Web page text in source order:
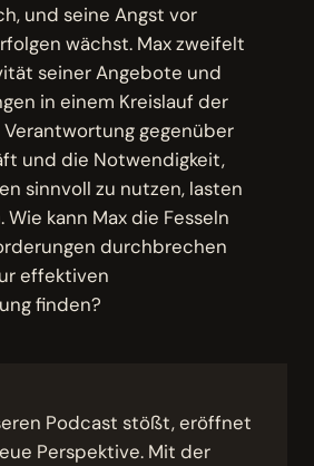
und seine Angst vor
wächst. Max zweifelt
seiner Angebote und
in einem Kreislauf der
Verantwortung gegenüber
und die Notwendigkeit,
sinnvoll zu nutzen, lasten
kann Max die Fesseln
durchbrechen
effektiven
finden?
Podcast stößt, eröffnet
Perspektive. Mit der